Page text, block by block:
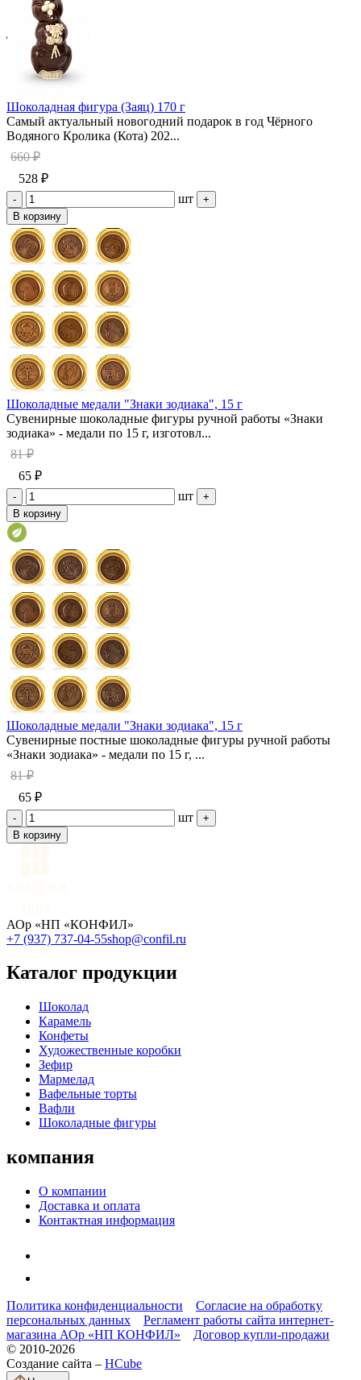
Шоколадная фигура (Заяц) 170 г
Самый актуальный новогодний подарок в год Чёрного
Водяного Кролика (Кота) 202...
660 ₽
528 ₽
- шт
+
В корзину
Шоколадные медали "Знаки зодиака", 15 г
Сувенирные шоколадные фигуры ручной работы «Знаки
зодиака» - медали по 15 г, изготовл...
81 ₽
65 ₽
- шт
+
В корзину
Шоколадные медали "Знаки зодиака", 15 г
Сувенирные постные шоколадные фигуры ручной работы
«Знаки зодиака» - медали по 15 г, ...
81 ₽
65 ₽
- шт
+
В корзину
АОр «НП «КОНФИЛ»
+7 (937) 737-04-55shop@confil.ru
Каталог продукции
Шоколад
Карамель
Конфеты
Художественные коробки
Зефир
Мармелад
Вафельные торты
Вафли
Шоколадные фигуры
компания
О компании
Доставка и оплата
Контактная информация
Политика конфиденциальности
Согласие на обработку
персональных данных
Регламент работы сайта интернет-
магазина АОр «НП КОНФИЛ»
Договор купли-продажи
© 2010-2026
Создание сайта – HCube